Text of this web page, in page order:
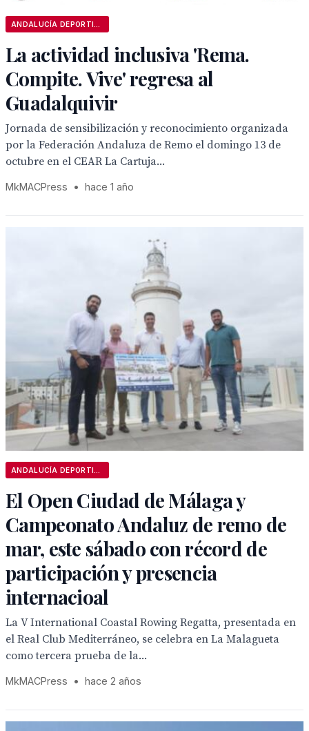
La actividad inclusiva 'Rema.
Compite. Vive' regresa al
Guadalquivir
Jornada de sensibilización y reconocimiento organizada
por la Federación Andaluza de Remo el domingo 13 de
octubre en el CEAR La Cartuja...
MkMACPress • hace 1 año
El Open Ciudad de Málaga y
Campeonato Andaluz de remo de
mar, este sábado con récord de
participación y presencia
internacioal
La V International Coastal Rowing Regatta, presentada en
el Real Club Mediterráneo, se celebra en La Malagueta
como tercera prueba de la...
MkMACPress • hace 2 años